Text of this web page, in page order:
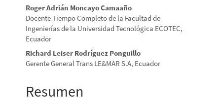
Contenido
principal
del
artículo
Roger Adrián Moncayo Camaaño
Docente Tiempo Completo de la Facultad de
Ingenierías de la Universidad Tecnológica ECOTEC,
Ecuador
Richard Leiser Rodríguez Ponguillo
Gerente General Trans LE&MAR S.A, Ecuador
Resumen